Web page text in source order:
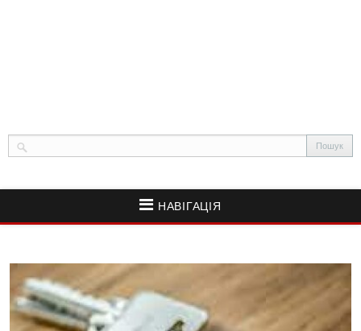
НАВІГАЦІЯ